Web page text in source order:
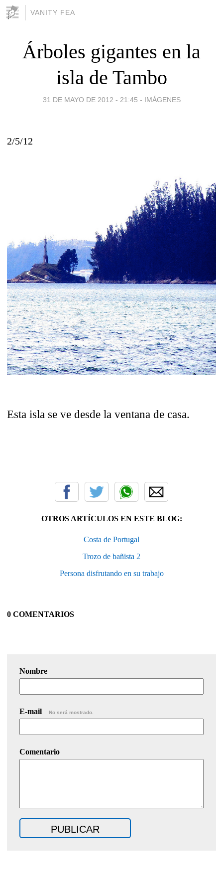
VANITY FEA
Árboles gigantes en la
isla de Tambo
31 DE MAYO DE 2012 - 21:45 - IMÁGENES
2/5/12
Esta isla se ve desde la ventana de casa.
OTROS ARTÍCULOS EN ESTE BLOG:
Costa de Portugal
Trozo de bañista 2
Persona disfrutando en su trabajo
0 COMENTARIOS
Nombre
E-mail No será mostrado.
Comentario